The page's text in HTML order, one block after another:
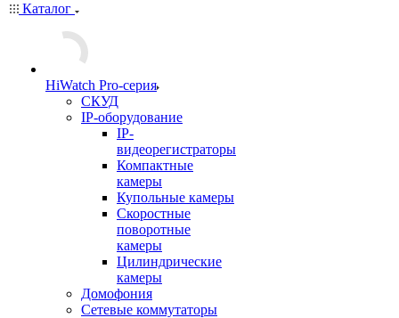
Каталог
HiWatch Pro-серия
CКУД
IP-оборудование
IP-
видеорегистраторы
Компактные
камеры
Купольные камеры
Скоростные
поворотные
камеры
Цилиндрические
камеры
Домофония
Сетевые коммутаторы